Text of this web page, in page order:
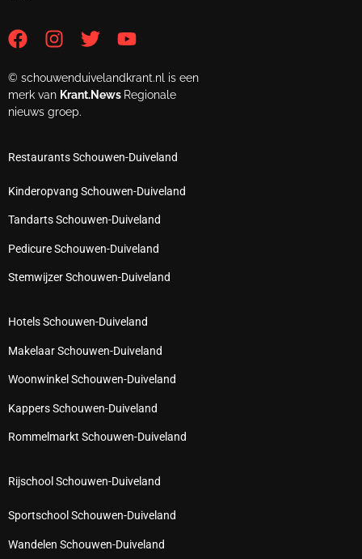
© schouwenduivelandkrant.nl is een
merk van Krant.News Regionale
nieuws groep.
Restaurants Schouwen-Duiveland
Kinderopvang Schouwen-Duiveland
Tandarts Schouwen-Duiveland
Pedicure Schouwen-Duiveland
Stemwijzer Schouwen-Duiveland
Hotels Schouwen-Duiveland
Makelaar Schouwen-Duiveland
Woonwinkel Schouwen-Duiveland
Kappers Schouwen-Duiveland
Rommelmarkt Schouwen-Duiveland
Rijschool Schouwen-Duiveland
Sportschool Schouwen-Duiveland
Wandelen Schouwen-Duiveland